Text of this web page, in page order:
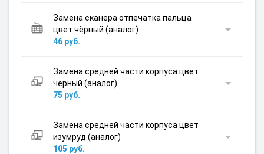
Замена сканера отпечатка пальца
цвет чёрный (аналог)
46 руб.
Замена средней части корпуса цвет
чёрный (аналог)
75 руб.
Замена средней части корпуса цвет
изумруд (аналог)
105 руб.